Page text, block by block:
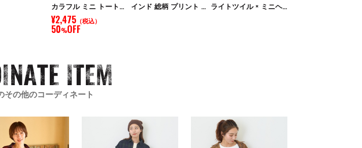
カラフル ミニ トートバッグ
¥2,475 （税込）
50%OFF
インド 総柄 プリント ドルマン シャツ ライトツイル × ミニヘリンボーン ペンキ飛ばし リメイク風 スカート
その他のコーディネート